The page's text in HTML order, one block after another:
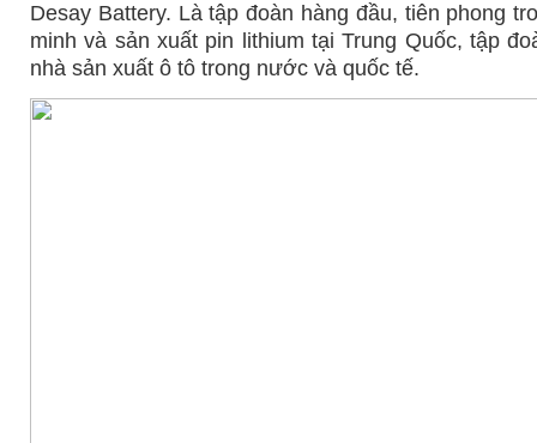
Desay Battery. Là tập đoàn hàng đầu, tiên phong
minh và sản xuất pin lithium tại Trung Quốc, tập
nhà sản xuất ô tô trong nước và quốc tế.